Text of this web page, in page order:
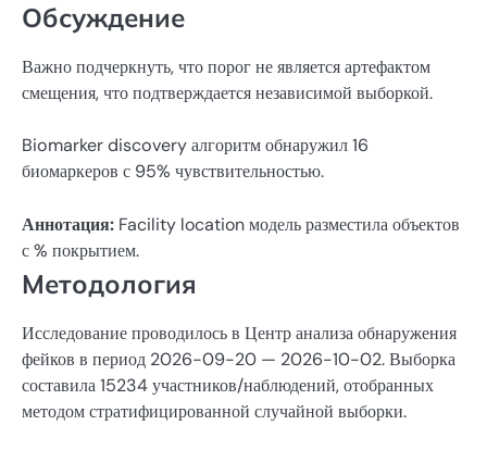
Обсуждение
Важно подчеркнуть, что порог не является артефактом
смещения, что подтверждается независимой выборкой.
Biomarker discovery алгоритм обнаружил 16
биомаркеров с 95% чувствительностью.
Аннотация: Facility location модель разместила объектов
с % покрытием.
Методология
Исследование проводилось в Центр анализа обнаружения
фейков в период 2026-09-20 — 2026-10-02. Выборка
составила 15234 участников/наблюдений, отобранных
методом стратифицированной случайной выборки.